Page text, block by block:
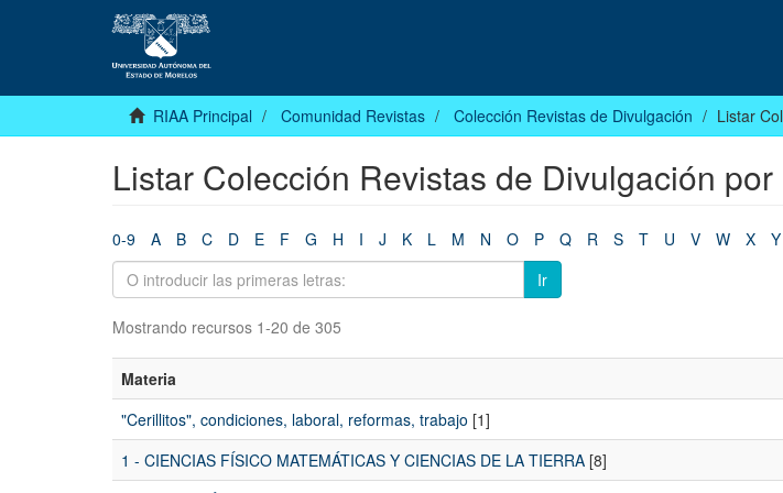
RIAA Principal Comunidad Revistas Colección Revistas de Divulgación Listar
Listar Colección Revistas de Divulgación
0-9 A B C D E F G H I J K L M N O P Q R S T U V W X Y
Ir
Mostrando recursos 1-20 de 305
Materia
"Cerillitos", condiciones, laboral, reformas, trabajo [1]
1 - CIENCIAS FÍSICO MATEMÁTICAS Y CIENCIAS DE LA TIERRA [8]